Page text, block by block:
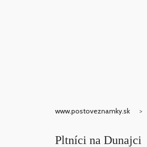
www.postoveznamky.sk
Pltníci na Dunajci